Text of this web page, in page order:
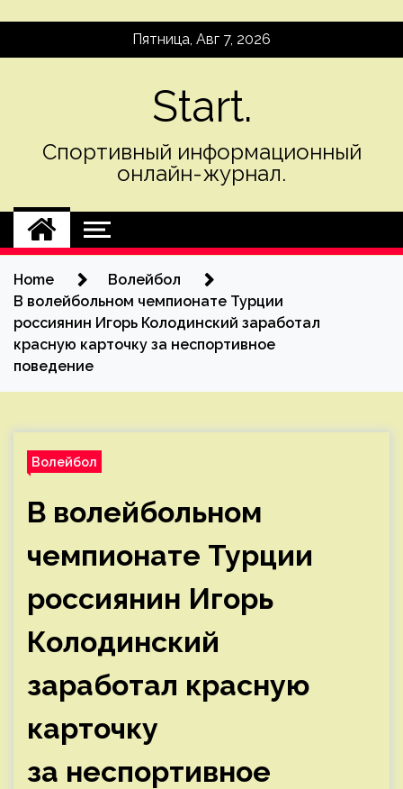
Пятница, Авг 7, 2026
Start.
Спортивный информационный
онлайн-журнал.
Home
Волейбол
В волейбольном чемпионате Турции
россиянин Игорь Колодинский заработал
красную карточку за неспортивное
поведение
Волейбол
В волейбольном
чемпионате Турции
россиянин Игорь
Колодинский
заработал красную
карточку
за неспортивное